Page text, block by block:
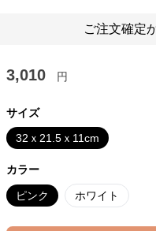
ご注文確定
3,010 円
サイズ
32ｘ21.5ｘ11cm
カラー
ピンク ホワイト